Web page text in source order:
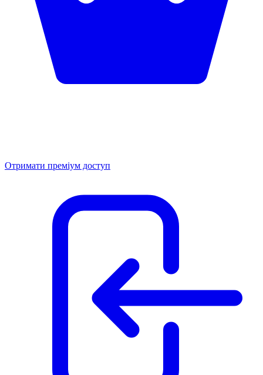
Отримати преміум доступ